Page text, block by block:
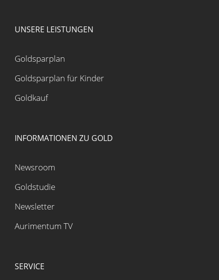
UNSERE LEISTUNGEN
Goldsparplan
Goldsparplan für Kinder
Goldkauf
INFORMATIONEN ZU GOLD
Newsroom
Goldstudie
Newsletter
Aurimentum TV
SERVICE